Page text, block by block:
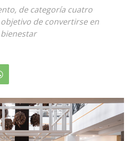
de categoría cuatro
de convertirse en